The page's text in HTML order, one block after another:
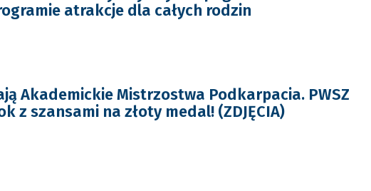
atrakcje dla całych rodzin
Akademickie Mistrzostwa Podkarpacia. PWSZ
z szansami na złoty medal! (ZDJĘCIA)